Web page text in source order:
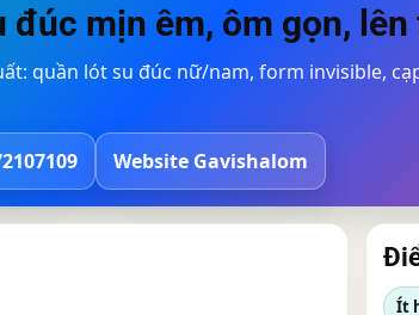
đúc mịn êm, ôm gọn,
quần lót su đúc nữ/nam, form invisible,
Website Gavishalom
Ít